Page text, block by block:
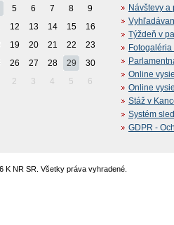
5 6 7 8
9
12 13 14 15
16
19 20 21 22
23
26 27 28 29
30
2 3 4 5 6
Návštevy a
Týždeň v
Fotogaléria
Online
Online
Stáž v
Systém
GDPR -
K NR SR. Všetky práva vyhradené.